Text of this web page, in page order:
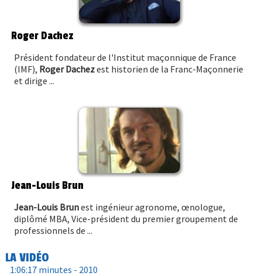
Roger Dachez
Président fondateur de l'Institut maçonnique de France
(IMF), Roger Dachezest historien de la Franc-Maçonnerie
et dirige ...
Jean-Louis Brun
Jean-Louis Brunest ingénieur agronome, œnologue,
diplômé MBA, Vice-président du premier groupement de
professionnels de ...
LA VIDÉO
1:06:17 minutes - 2010